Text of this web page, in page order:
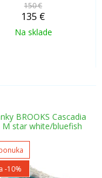
150 €
135 €
Na sklade
BROOKS Cascadia
M star white/bluefish
-10%